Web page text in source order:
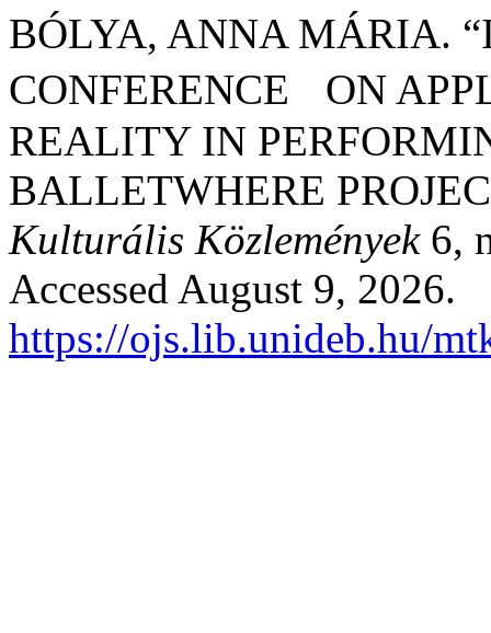
BÓLYA, ANNA MÁRIA.
CONFERENCE ON
REALITY IN
BALLETWHERE
Kulturális Közlemények6,
Accessed August 9, 2026.
https://ojs.lib.unideb.hu/